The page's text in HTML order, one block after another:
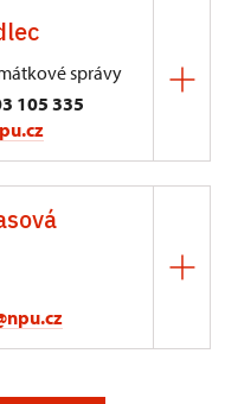
správy
105 335